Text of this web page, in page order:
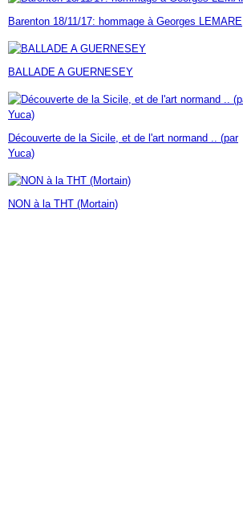
Janvier(7)
Février(9)
Janvier(18)
Mars(60)
Février(24)
Janvier(23)
Avril(14)
Mars (17)
Février(46)
Janvier (35)
Barenton 18/11/17: hommage à Georges LEMARE
BALLADE A GUERNESEY
Découverte de la Sicile, et de l'art normand .. (par
Yuca)
NON à la THT (Mortain)